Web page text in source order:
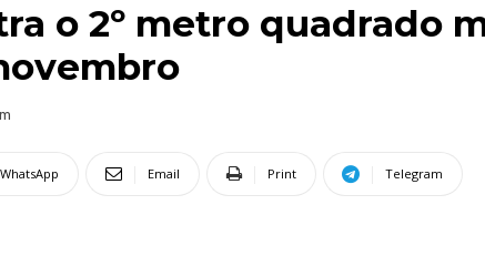
o 2º metro quadrado
WhatsApp Email Print Telegram